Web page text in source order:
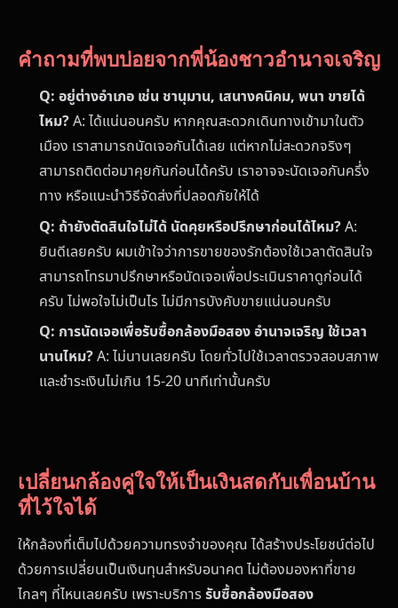
คำถามที่พบบ่อยจากพี่น้องชาวอำนาจเจริญ
Q: อยู่ต่างอำเภอ เช่น ชานุมาน, เสนางคนิคม, พนา ขายได้
ไหม?A: ได้แน่นอนครับ หากคุณสะดวกเดินทางเข้ามาในตัว
เมือง เราสามารถนัดเจอกันได้เลย แต่หากไม่สะดวกจริงๆ
สามารถติดต่อมาคุยกันก่อนได้ครับ เราอาจจะนัดเจอกันครึ่ง
ทาง หรือแนะนำวิธีจัดส่งที่ปลอดภัยให้ได้
Q: ถ้ายังตัดสินใจไม่ได้ นัดคุยหรือปรึกษาก่อนได้ไหม?A:
ยินดีเลยครับ ผมเข้าใจว่าการขายของรักต้องใช้เวลาตัดสินใจ
สามารถโทรมาปรึกษาหรือนัดเจอเพื่อประเมินราคาดูก่อนได้
ครับ ไม่พอใจไม่เป็นไร ไม่มีการบังคับขายแน่นอนครับ
Q: การนัดเจอเพื่อรับซื้อกล้องมือสอง อำนาจเจริญ ใช้เวลา
นานไหม?A: ไม่นานเลยครับ โดยทั่วไปใช้เวลาตรวจสอบสภาพ
และชำระเงินไม่เกิน 15-20 นาทีเท่านั้นครับ
เปลี่ยนกล้องคู่ใจให้เป็นเงินสดกับเพื่อนบ้าน
ที่ไว้ใจได้
ให้กล้องที่เต็มไปด้วยความทรงจำของคุณ ได้สร้างประโยชน์ต่อไป
ด้วยการเปลี่ยนเป็นเงินทุนสำหรับอนาคต ไม่ต้องมองหาที่ขาย
ไกลๆ ที่ไหนเลยครับ เพราะบริการรับซื้อกล้องมือสอง